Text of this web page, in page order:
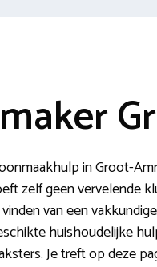
in Groot-
zelf geen vervelende
van een
huishoudelijke
Je treft op deze